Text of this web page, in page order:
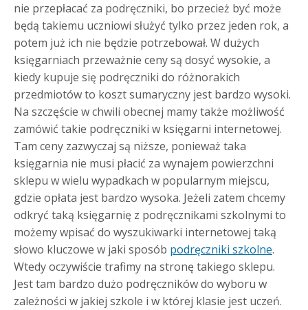
nie przepłacać za podręczniki, bo przecież być może
będą takiemu uczniowi służyć tylko przez jeden rok, a
potem już ich nie będzie potrzebował. W dużych
księgarniach przeważnie ceny są dosyć wysokie, a
kiedy kupuje się podręczniki do różnorakich
przedmiotów to koszt sumaryczny jest bardzo wysoki.
Na szczęście w chwili obecnej mamy także możliwość
zamówić takie podręczniki w księgarni internetowej.
Tam ceny zazwyczaj są niższe, ponieważ taka
księgarnia nie musi płacić za wynajem powierzchni
sklepu w wielu wypadkach w popularnym miejscu,
gdzie opłata jest bardzo wysoka. Jeżeli zatem chcemy
odkryć taką księgarnię z podręcznikami szkolnymi to
możemy wpisać do wyszukiwarki internetowej taką
słowo kluczowe w jaki sposób podręczniki szkolne.
Wtedy oczywiście trafimy na stronę takiego sklepu.
Jest tam bardzo dużo podręczników do wyboru w
zależności w jakiej szkole i w której klasie jest uczeń.